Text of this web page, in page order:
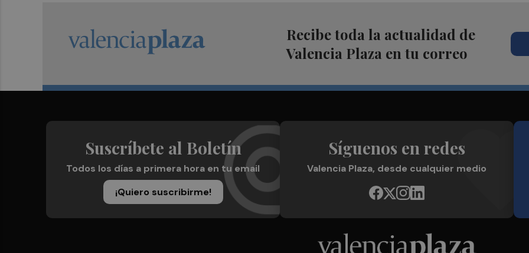
Recibe toda la actualidad de
Valencia Plaza en tu correo
Suscríbete al Boletín
Todos los días a primera hora en tu email
¡Quiero suscribirme!
Síguenos en redes
Valencia Plaza, desde cualquier medio